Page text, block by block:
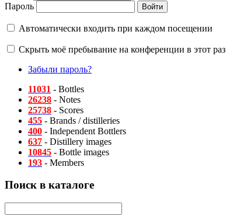
Пароль
Автоматически входить при каждом посещении
Скрыть моё пребывание на конференции в этот раз
Забыли пароль?
11031 - Bottles
26238 - Notes
25738 - Scores
455 - Brands / distilleries
400 - Independent Bottlers
637 - Distillery images
10845 - Bottle images
193 - Members
Поиск в каталоге